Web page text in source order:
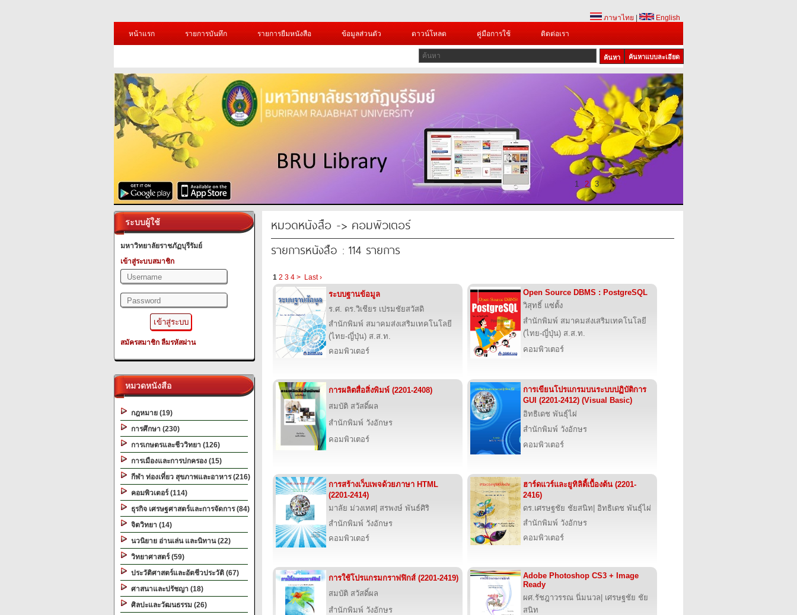
ภาษาไทย
English
หน้าแรก
รายการบันทึก รายการยืมหนังสือ ข้อมูลส่วนตัว ดาวน์โหลด คู่มือการใช้ ติดต่อเรา
ค้นหาแบบละเอียด
1 2 3
ระบบผู้ใช้
มหาวิทยาลัยราชภัฏบุรีรัมย์
เข้าสู่ระบบสมาชิก
สมัครสมาชิก ลืมรหัสผ่าน
หมวดหนังสือ
กฎหมาย (19)
การศึกษา (230)
การเกษตรและชีววิทยา (126)
การเมืองและการปกครอง (15)
กีฬา ท่องเที่ยว สุขภาพและอาหาร (216)
คอมพิวเตอร์ (114)
ธุรกิจ เศรษฐศาสตร์และการจัดการ (84)
จิตวิทยา (14)
นวนิยาย อ่านเล่น และนิทาน (22)
วิทยาศาสตร์ (59)
ประวัติศาสตร์และอัตชีวประวัติ (67)
ศาสนาและปรัชญา (18)
ศิลปะและวัฒนธรรม (26)
หมวดหนังสือ -> คอมพิวเตอร์
รายการหนังสือ : 114 รายการ
1 2 3 4 > Last ›
ระบบฐานข้อมูล
ร.ศ. ดร.วิเชียร เปรมชัยสวัสดิ
สำนักพิมพ์ สมาคมส่งเสริมเทคโนโลยี
(ไทย-ญี่ปุ่น) ส.ส.ท.
คอมพิวเตอร์
Open Source DBMS : PostgreSQL
วิสุทธิ์ แซ่ตั้ง
สำนักพิมพ์ สมาคมส่งเสริมเทคโนโลยี
(ไทย-ญี่ปุ่น) ส.ส.ท.
คอมพิวเตอร์
การผลิตสื่อสิ่งพิมพ์ (2201-2408)
สมบัติ สวัสดิ์ผล
สำนักพิมพ์ วังอักษร
คอมพิวเตอร์
การเขียนโปรแกรมบนระบบปฏิบัติการ
GUI (2201-2412) (Visual Basic)
อิทธิเดช พันธุ์ไผ่
สำนักพิมพ์ วังอักษร
คอมพิวเตอร์
การสร้างเว็บเพจด้วยภาษา HTML
(2201-2414)
มาลัย ม่วงเทศ| สรพงษ์ พันธ์ศิริ
สำนักพิมพ์ วังอักษร
คอมพิวเตอร์
ฮาร์ดแวร์และยูทิลิตี้เบื้องต้น (2201-
2416)
ดร.เศรษฐชัย ชัยสนิท| อิทธิเดช พันธุ์ไผ่
สำนักพิมพ์ วังอักษร
คอมพิวเตอร์
การใช้โปรแกรมกราฟฟิกส์ (2201-2419)
สมบัติ สวัสดิ์ผล
สำนักพิมพ์ วังอักษร
Adobe Photoshop CS3 + Image
Ready
ผศ.รัชฎาวรรณ นิ่มนวล| เศรษฐชัย ชัย
สนิท